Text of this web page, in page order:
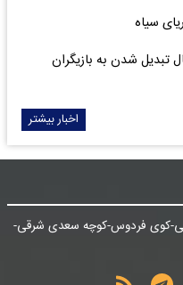
سیاه
تبدیل شدن به بازیگران
اخبار بیشتر
شرقی-کوی فردوس-کوچه سعدی شرقی-